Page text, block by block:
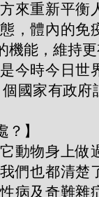
來重新平衡
，體內的免
機能，維持
今時今日世
國家有政府
】
動物身上做
們也都清楚
病及奇難雜